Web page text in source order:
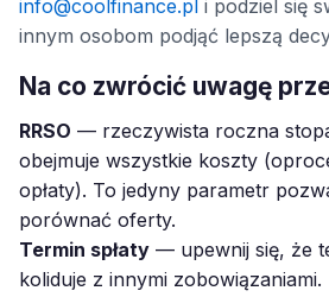
info@coolfinance.pl i podziel się
innym osobom podjąć lepszą
Na co zwrócić uwagę
RRSO — rzeczywista roczna
obejmuje wszystkie koszty
opłaty). To jedyny parametr
porównać oferty.
Termin spłaty — upewnij się, że
koliduje z innymi zobowiązaniami.